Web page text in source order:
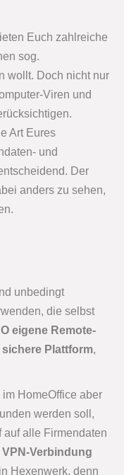
Euch zahlreiche
sog.
wollt. Doch nicht nur
Viren und
Art Eures
und
Der
anders zu sehen,
unbedingt
die selbst
eigene Remote-
Plattform,
HomeOffice aber
werden soll,
auf alle Firmendaten
VPN-Verbindung
Hexenwerk, denn